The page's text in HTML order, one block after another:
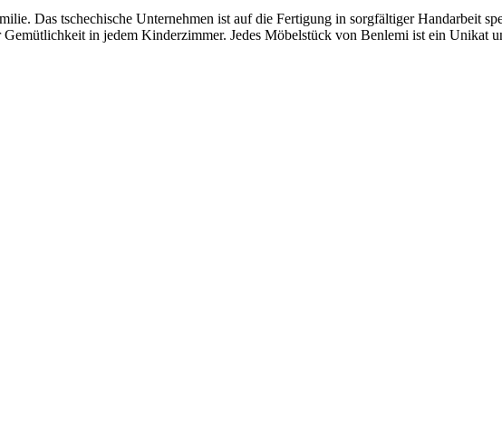
Das tschechische Unternehmen ist auf die Fertigung in sorgfältiger Handarbeit
in jedem Kinderzimmer. Jedes Möbelstück von Benlemi ist ein Unikat